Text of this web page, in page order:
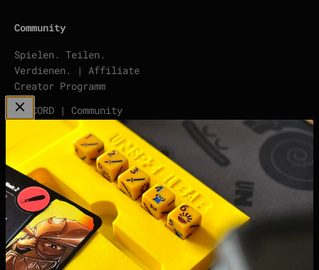
Community
Spielen. Teilen.
Verdienen. | Affiliate
Creator Programm
DISCORD | Community
points | Score Tracker
Podcast
Impressum
Datenschutzerklärung
Widerrufsrecht &
Widerrufsformular